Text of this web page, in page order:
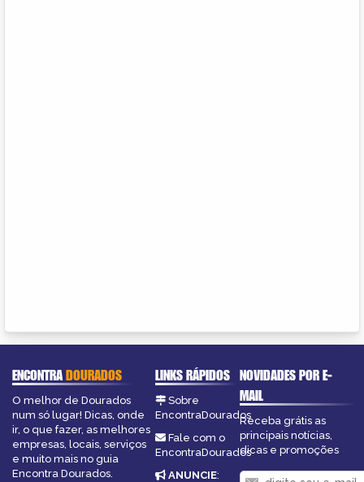
ENCONTRADOURADOS
O melhor de Dourados
num só lugar! Dicas, onde
ir, o que fazer, as melhores
empresas, locais, serviços
e muito mais no guia
Encontra Dourados.
LINKS RÁPIDOS
Sobre
EncontraDourados
Fale com o
EncontraDourados
ANUNCIE:
NOVIDADES POR E-
MAIL
Receba grátis as
principais notícias,
dicas e promoções